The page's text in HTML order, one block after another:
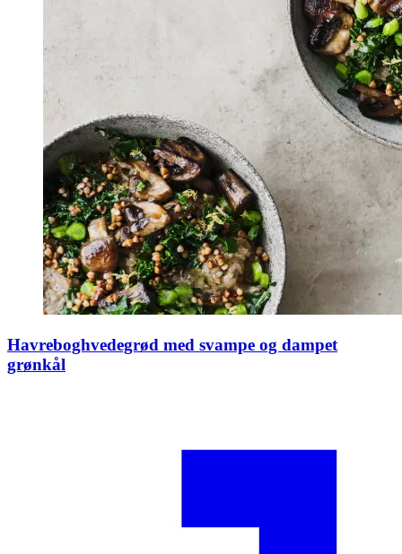
Havreboghvedegrød med svampe og dampet
grønkål